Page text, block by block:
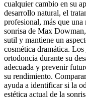
cualquier cambio en su
desarrollo natural, el
profesional, más que
sonrisa de Max
sutil y mantiene un
cosmética dramática.
ortodoncia durante su
adecuada y prevenir
su rendimiento.
ayuda a identificar si la
estética actual de la